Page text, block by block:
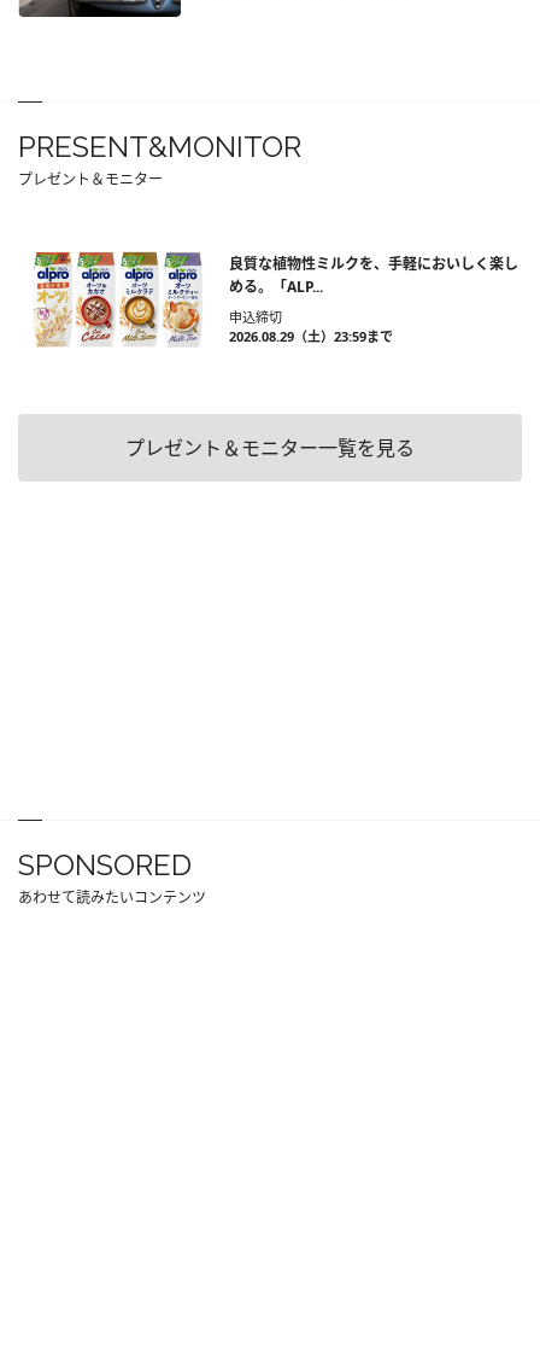
PRESENT&MONITOR
プレゼント＆モニター
良質な植物性ミルクを、手軽においしく楽し
める。「ALP...
申込締切
2026.08.29（土）23:59まで
プレゼント＆モニター一覧を見る
SPONSORED
あわせて読みたいコンテンツ